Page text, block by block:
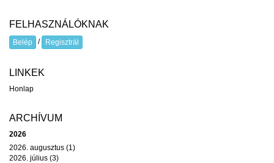
FELHASZNÁLÓKNAK
Belép / Regisztrál
LINKEK
Honlap
ARCHÍVUM
2026
2026. augusztus (1)
2026. július (3)